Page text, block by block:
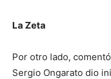
La Zeta
Por otro lado,
Sergio Ongarato dio